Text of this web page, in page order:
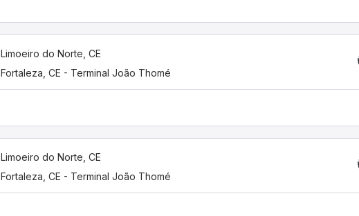
Limoeiro do Norte, CE
Fortaleza, CE - Terminal João Thomé
Limoeiro do Norte, CE
Fortaleza, CE - Terminal João Thomé